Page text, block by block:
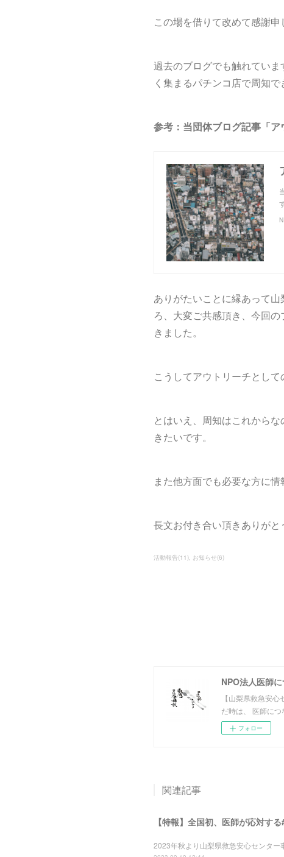
この場を借りて改めて感謝申
過去のブログでも触れてい
く集まるパチンコ店で周知で
参考：当団体ブログ記事「ア
ありがたいことに縁あって
ろ、大変ご共感頂き、今回
きました。
こうしてアウトリーチとし
とはいえ、周知はこれから
きたいです。
また他方面でも必要な方に
長文お付き合い頂きありが
活動報告(11) お知らせ(6)
NPO法人医師
【山梨県救急安
だ時は、 医師につ
フォロー
関連記事
【特報】全国初、医師が応対す
2023年秋より山梨県救急安心センター